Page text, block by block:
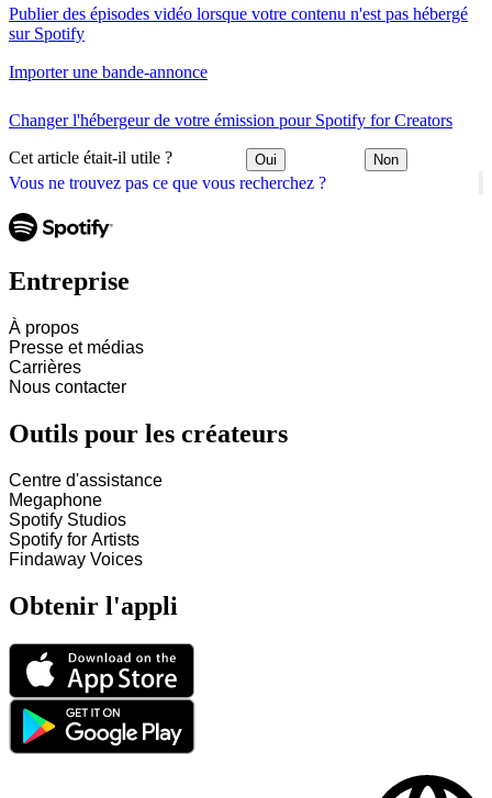
Vous ne trouvez pas ce que vous recherchez ?
Publier des épisodes vidéo lorsque votre contenu n'est pas hébergé
sur Spotify
Importer une bande-annonce
Changer l'hébergeur de votre émission pour Spotify for Creators
Cet article était-il utile ? Oui Non
Entreprise
À propos
Presse et médias
Carrières
Nous contacter
Outils pour les créateurs
Centre d'assistance
Megaphone
Spotify Studios
Spotify for Artists
Findaway Voices
Obtenir l'appli